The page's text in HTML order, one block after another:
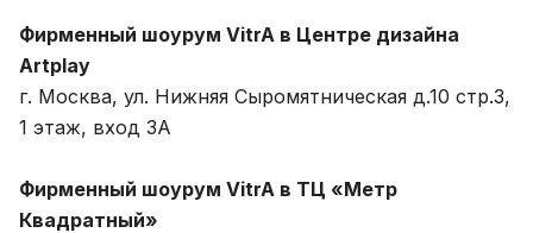
Фирменный шоурум VitrA в Центре дизайна
Artplay
г. Москва, ул. Нижняя Сыромятническая д.10 стр.3,
1 этаж, вход 3A
Фирменный шоурум VitrA в ТЦ «Метр
Квадратный»